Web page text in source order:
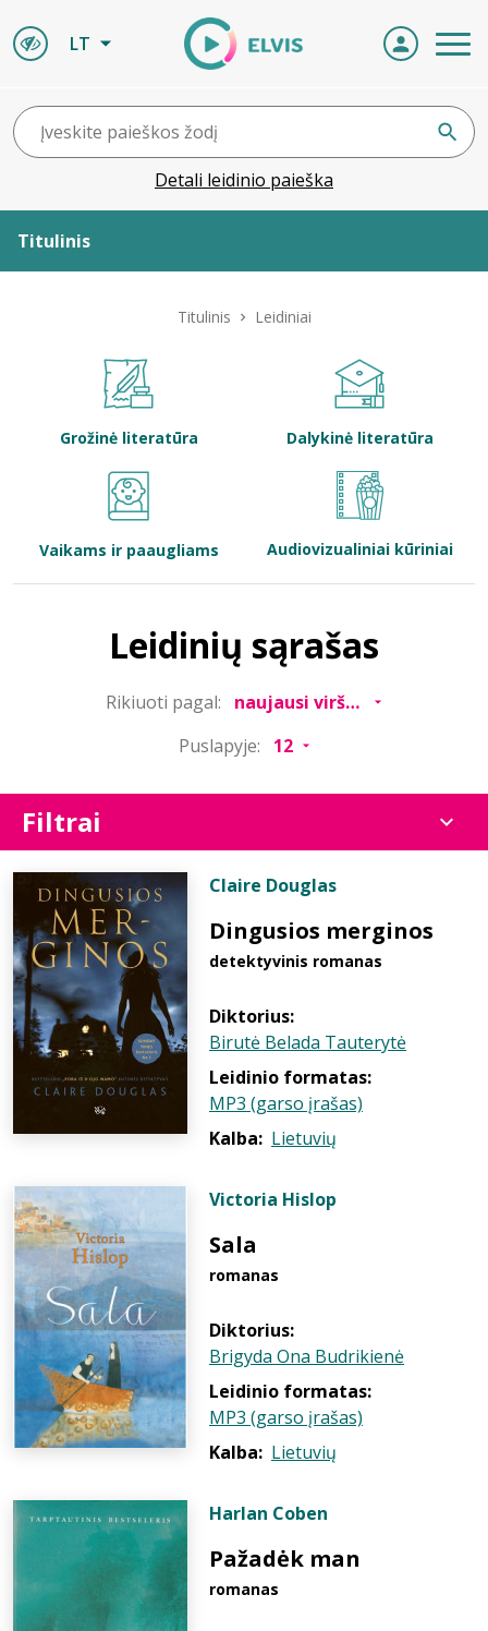
LT
Detali leidinio paieška
Titulinis
Bibliotekoms
Titulinis Leidiniai
Grožinė literatūra Dalykinė literatūra
Vaikams ir paaugliams Audiovizualiniai kūriniai
Leidinių sąrašas
Rikiuoti pagal:
Puslapyje:
Filtrai
Claire Douglas
Dingusios merginos
detektyvinis romanas
Diktorius:
Birutė Belada Tauterytė
Leidinio formatas:
MP3 (garso įrašas)
Kalba: Lietuvių
Victoria Hislop
Sala
romanas
Diktorius:
Brigyda Ona Budrikienė
Leidinio formatas:
MP3 (garso įrašas)
Kalba: Lietuvių
Harlan Coben
Pažadėk man
romanas